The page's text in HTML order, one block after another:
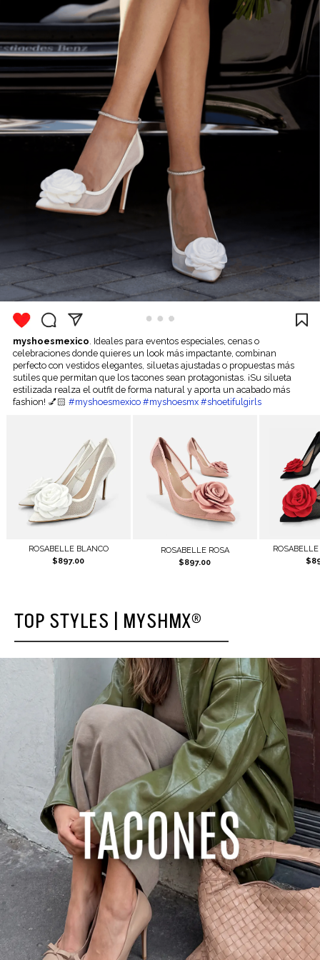
myshoesmexico . Ideales para eventos especiales, cenas o
celebraciones donde quieres un look más impactante, combinan
perfecto con vestidos elegantes, siluetas ajustadas o propuestas más
sutiles que permitan que los tacones sean protagonistas. ¡Su silueta
estilizada realza el outfit de forma natural y aporta un acabado más
fashion! 💅🏻 #myshoesmexico #myshoesmx #shoetifulgirls
ROSABELLE BLANCO
$897.00
ROSABELLE ROSA
$897.00
TOP STYLES | MYSHMX®